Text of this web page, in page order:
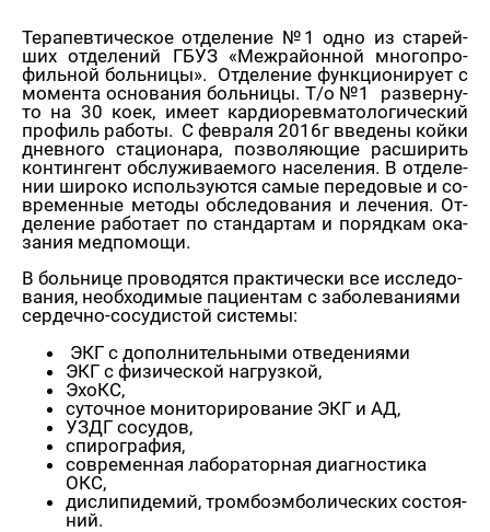
Те­ра­пев­ти­че­ское от­де­ле­ние №1 одно из ста­рей­
ших от­де­ле­ний ГБУЗ «Меж­рай­он­ной мно­го­про­
филь­ной боль­ни­цы». От­де­ле­ние функ­ци­о­ни­ру­ет с
мо­мен­та ос­но­ва­ния боль­ни­цы. Т/о №1 раз­вер­ну­
то на 30 коек, имеет кар­дио­рев­ма­то­ло­ги­че­ский
про­филь ра­бо­ты. С фев­ра­ля 2016г вве­де­ны койки
днев­но­го ста­ци­о­на­ра, поз­во­ля­ю­щие рас­ши­рить
кон­тин­гент об­слу­жи­ва­е­мо­го на­се­ле­ния. В от­де­ле­
нии ши­ро­ко ис­поль­зу­ют­ся самые пе­ре­до­вые и со­
вре­мен­ные ме­то­ды об­сле­до­ва­ния и ле­че­ния. От­
де­ле­ние ра­бо­та­ет по стан­дар­там и по­ряд­кам ока­
за­ния мед­по­мо­щи.
В боль­ни­це про­во­дят­ся прак­ти­че­ски все ис­сле­до­
ва­ния, необ­хо­ди­мые па­ци­ен­там с за­бо­ле­ва­ни­я­ми
сер­деч­но-со­су­ди­стой си­сте­мы:
ЭКГ с до­пол­ни­тель­ны­ми от­ве­де­ни­я­ми
ЭКГ с фи­зи­че­ской на­груз­кой,
ЭхоКС,
су­точ­ное мо­ни­то­ри­ро­ва­ние ЭКГ и АД,
УЗДГ со­су­дов,
спи­ро­гра­фия,
со­вре­мен­ная ла­бо­ра­тор­ная ди­а­гно­сти­ка
ОКС,
дис­ли­пи­де­мий, тром­бо­эм­бо­ли­че­ских со­сто­я­
ний.